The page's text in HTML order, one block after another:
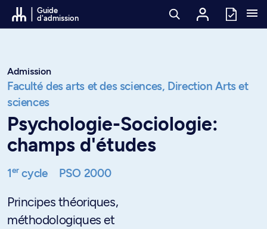
Passer au contenu
Guide
d'admission
Admission
Faculté des arts et des sciences, Direction Arts et
sciences
Psychologie-Sociologie:
champs d'études
1ercycle PSO 2000
Principes théoriques,
méthodologiques et